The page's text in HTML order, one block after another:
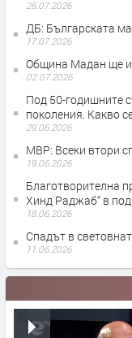
26.07.2026
ДБ: Българската
17.07.2026
Община Мадан ще
02.07.2026
Под 50-годишните
поколения. Какво
29.06.2026
МВР: Всеки втори
19.06.2026
Благотворителна
Хинд Раджаб“ в
18.06.2026
Спадът в
11.06.2026